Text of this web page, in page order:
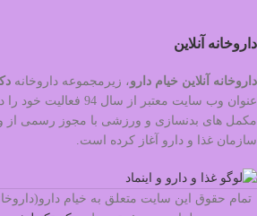
داروخانه آنلاین
داروخانه آنلاین خیام دارو، زیرمجموعه داروخانه
عنوان وب سایت معتبر از
مکمل های بدنسازی و ورزشی با مجوز رسمی از
سازمان غذا و دارو آغاز کرده است.
تمام حقوق این سایت متعلق به خیام